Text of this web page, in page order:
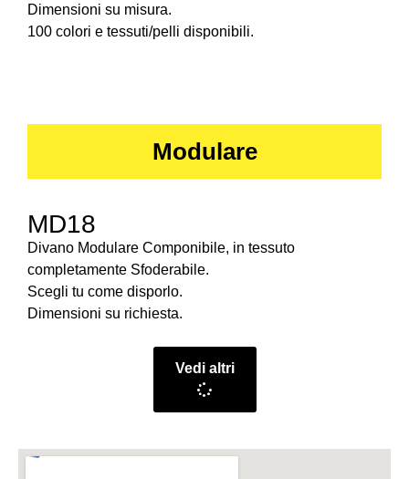
Dimensioni su misura.
100 colori e tessuti/pelli disponibili.
Modulare
MD18
Divano Modulare Componibile, in tessuto
completamente Sfoderabile.
Scegli tu come disporlo.
Dimensioni su richiesta.
Vedi altri